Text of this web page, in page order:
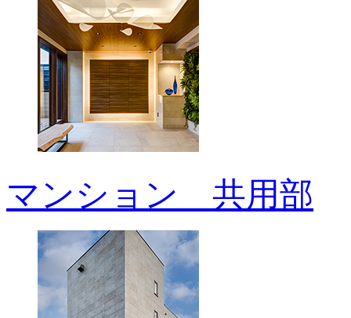
マンション 共用部